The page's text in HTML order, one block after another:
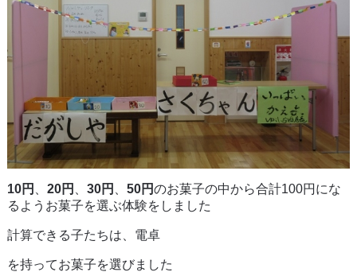
10円 20円 30円 50円のお菓子の中から合計100円にな
るようお菓子を選ぶ体験をしました
計算できる子たちは、電卓
を持ってお菓子を選びました